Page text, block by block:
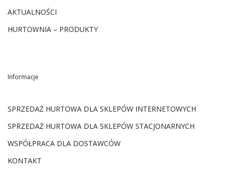
AKTUALNOŚCI
HURTOWNIA – PRODUKTY
Informacje
SPRZEDAŻ HURTOWA DLA SKLEPÓW INTERNETOWYCH
SPRZEDAŻ HURTOWA DLA SKLEPÓW STACJONARNYCH
WSPÓŁPRACA DLA DOSTAWCÓW
KONTAKT